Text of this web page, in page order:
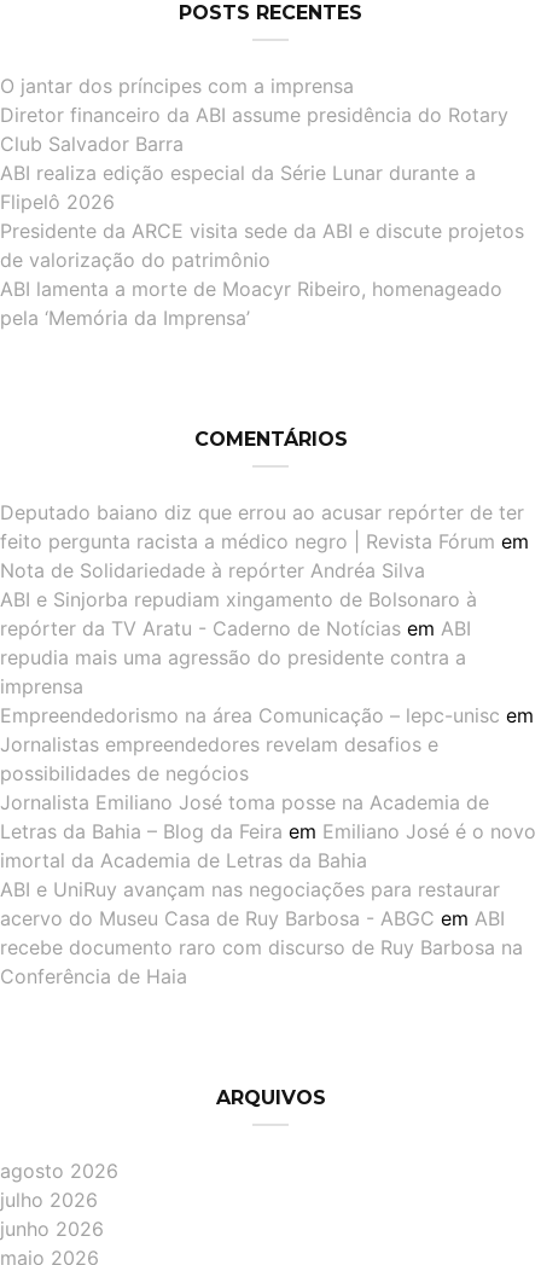
POSTS RECENTES
O jantar dos príncipes com a imprensa
Diretor financeiro da ABI assume presidência do Rotary
Club Salvador Barra
ABI realiza edição especial da Série Lunar durante a
Flipelô 2026
Presidente da ARCE visita sede da ABI e discute projetos
de valorização do patrimônio
ABI lamenta a morte de Moacyr Ribeiro, homenageado
pela ‘Memória da Imprensa’
COMENTÁRIOS
Deputado baiano diz que errou ao acusar repórter de ter
feito pergunta racista a médico negro | Revista Fórum em
Nota de Solidariedade à repórter Andréa Silva
ABI e Sinjorba repudiam xingamento de Bolsonaro à
repórter da TV Aratu - Caderno de Notícias em ABI
repudia mais uma agressão do presidente contra a
imprensa
Empreendedorismo na área Comunicação – lepc-unisc em
Jornalistas empreendedores revelam desafios e
possibilidades de negócios
Jornalista Emiliano José toma posse na Academia de
Letras da Bahia – Blog da Feira em Emiliano José é o novo
imortal da Academia de Letras da Bahia
ABI e UniRuy avançam nas negociações para restaurar
acervo do Museu Casa de Ruy Barbosa - ABGC em ABI
recebe documento raro com discurso de Ruy Barbosa na
Conferência de Haia
ARQUIVOS
agosto 2026
julho 2026
junho 2026
maio 2026